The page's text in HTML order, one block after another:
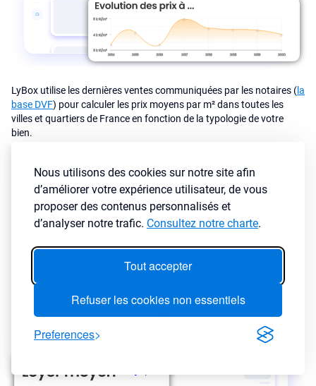
Nous utilisons des cookies sur notre site afin
d’améliorer votre expérience utilisateur, de vous
proposer des contenus personnalisés et
d’analyser notre trafic. Consultez notre charte.
Tout accepter
Refuser les cookies non essentiels
Preferences
LyBox utilise les dernières ventes communiquées par les notaires (la
base DVF) pour calculer les prix moyens par m² dans toutes les
villes et quartiers de France en fonction de la typologie de votre
bien.
important de connaître le marché immobilier de la ville. Grâce à
LyBox, vous pouvez analyser rapidement les prix au m² de la ville et
leur évolution dans le temps. Dans les grandes villes et metropoles,
l'analyse des prix immobiliers est faite par quartiers et Iris.
Calcul et estimation des
loyers